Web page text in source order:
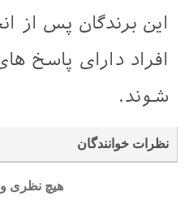
این برندگان پس از
افراد دارای پاسخ
شوند.
نظرات خوانندگان
هیچ نظری